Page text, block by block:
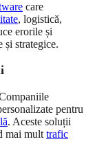
care
, logistică,
erorile și
și strategice.
pentru
. Aceste soluții
mai mult trafic